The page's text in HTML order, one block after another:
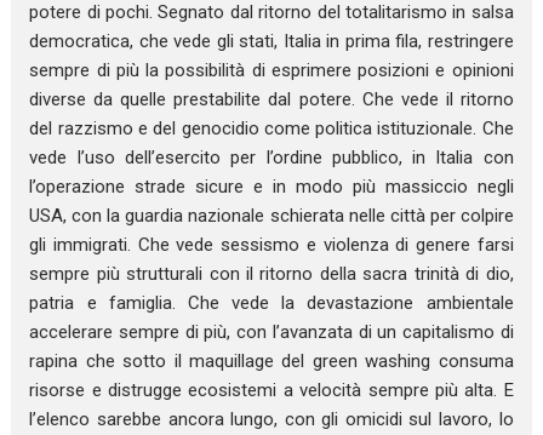
potere di pochi. Segnato dal ritorno del totalitarismo in salsa
democratica, che vede gli stati, Italia in prima fila, restringere
sempre di più la possibilità di esprimere posizioni e opinioni
diverse da quelle prestabilite dal potere. Che vede il ritorno
del razzismo e del genocidio come politica istituzionale. Che
vede l’uso dell’esercito per l’ordine pubblico, in Italia con
l’operazione strade sicure e in modo più massiccio negli
USA, con la guardia nazionale schierata nelle città per colpire
gli immigrati. Che vede sessismo e violenza di genere farsi
sempre più strutturali con il ritorno della sacra trinità di dio,
patria e famiglia. Che vede la devastazione ambientale
accelerare sempre di più, con l’avanzata di un capitalismo di
rapina che sotto il maquillage del green washing consuma
risorse e distrugge ecosistemi a velocità sempre più alta. E
l’elenco sarebbe ancora lungo, con gli omicidi sul lavoro, lo